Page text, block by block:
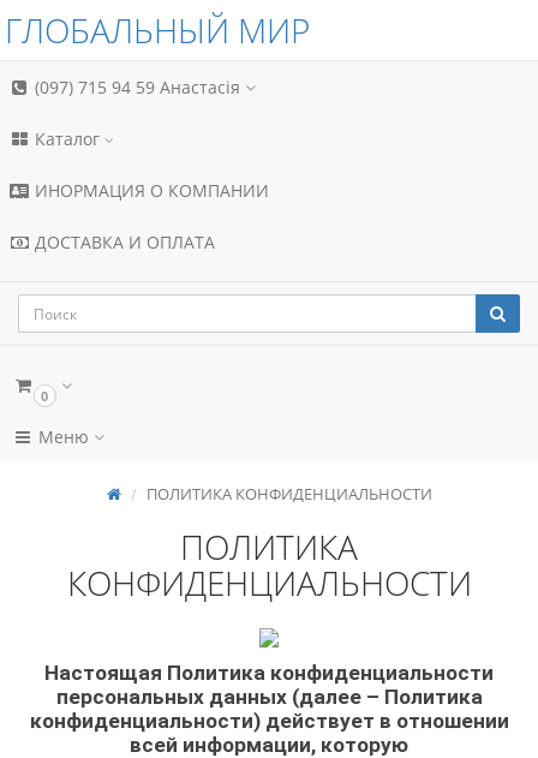
ГЛОБАЛЬНЫЙ МИР
(097) 715 94 59 Анастасія
Каталог
ИНОРМАЦИЯ О КОМПАНИИ
ДОСТАВКА И ОПЛАТА
0
Меню
ПОЛИТИКА КОНФИДЕНЦИАЛЬНОСТИ
ПОЛИТИКА
КОНФИДЕНЦИАЛЬНОСТИ
Настоящая Политика конфиденциальности
персональных данных (далее – Политика
конфиденциальности) действует в отношении
всей информации, которую